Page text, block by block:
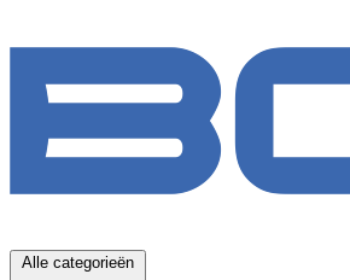
Alle categorieën